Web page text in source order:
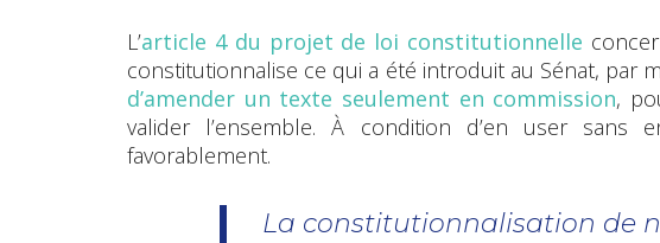
L’article 4 du projet de loi constitutionnelle
constitutionnalise ce qui a été introduit au Sénat, par
d’amender un texte seulement en commission,
valider l’ensemble. À condition d’en user sans
favorablement.
La constitutionnalisation de